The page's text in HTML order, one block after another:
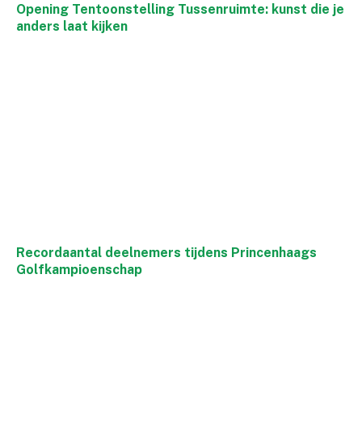
Opening Tentoonstelling Tussenruimte: kunst die je
anders laat kijken
Recordaantal deelnemers tijdens Princenhaags
Golfkampioenschap